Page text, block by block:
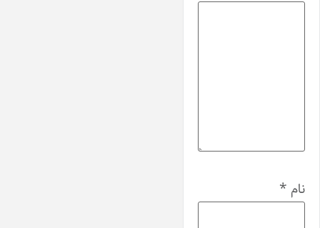
نام *